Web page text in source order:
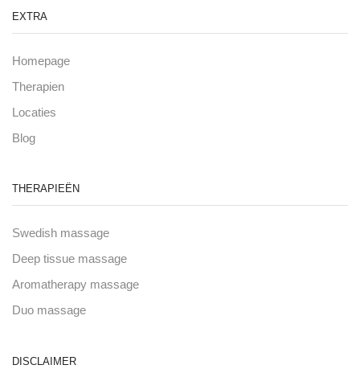
EXTRA
Homepage
Therapien
Locaties
Blog
THERAPIEËN
Swedish massage
Deep tissue massage
Aromatherapy massage
Duo massage
DISCLAIMER